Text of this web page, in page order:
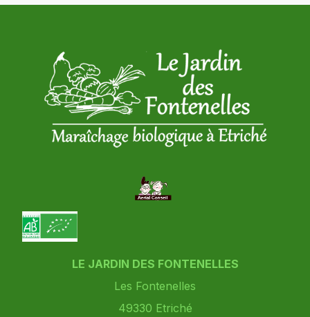
LE JARDIN DES FONTENELLES
Les Fontenelles
49330 Etriché